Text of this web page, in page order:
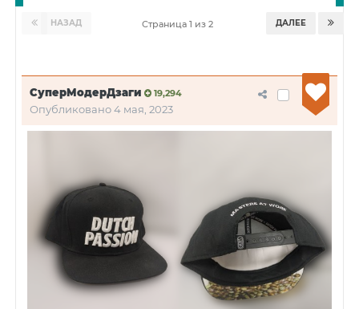
НАЗАД ДАЛЕЕ
Страница 1 из 2
СуперМодерДзаги 19,294
Опубликовано4 мая, 2023